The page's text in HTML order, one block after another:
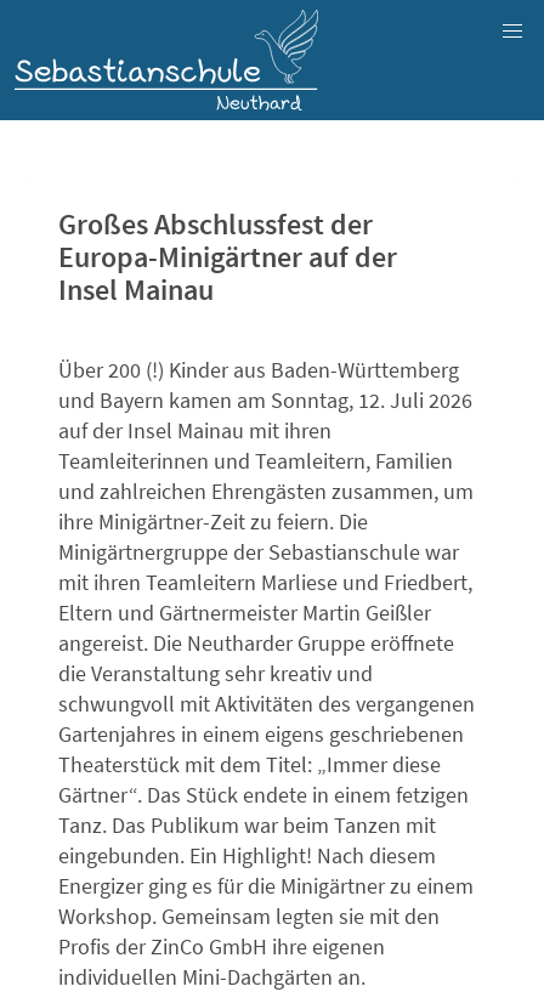
Großes Abschlussfest der
Europa-Minigärtner auf der
Insel Mainau
Über 200 (!) Kinder aus Baden-Württemberg
und Bayern kamen am Sonntag, 12. Juli 2026
auf der Insel Mainau mit ihren
Teamleiterinnen und Teamleitern, Familien
und zahlreichen Ehrengästen zusammen, um
ihre Minigärtner-Zeit zu feiern. Die
Minigärtnergruppe der Sebastianschule war
mit ihren Teamleitern Marliese und Friedbert,
Eltern und Gärtnermeister Martin Geißler
angereist. Die Neutharder Gruppe eröffnete
die Veranstaltung sehr kreativ und
schwungvoll mit Aktivitäten des vergangenen
Gartenjahres in einem eigens geschriebenen
Theaterstück mit dem Titel: „Immer diese
Gärtner“. Das Stück endete in einem fetzigen
Tanz. Das Publikum war beim Tanzen mit
eingebunden. Ein Highlight! Nach diesem
Energizer ging es für die Minigärtner zu einem
Workshop. Gemeinsam legten sie mit den
Profis der ZinCo GmbH ihre eigenen
individuellen Mini-Dachgärten an.